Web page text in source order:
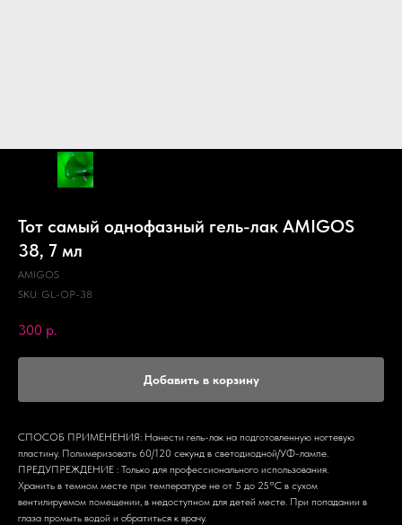
Тот самый однофазный гель-лак AMIGOS
38, 7 мл
AMIGOS
SKU: GL-OP-38
300 р.
Добавить в корзину
СПОСОБ ПРИМЕНЕНИЯ: Нанести гель-лак на подготовленную ногтевую
пластину. Полимеризовать 60/120 секунд в светодиодной/УФ-лампе.
ПРЕДУПРЕЖДЕНИЕ : Только для профессионального использования.
Хранить в темном месте при температуре не от 5 до 25°С в сухом
вентилируемом помещении, в недоступном для детей месте. При попадании в
глаза промыть водой и обратиться к врачу.